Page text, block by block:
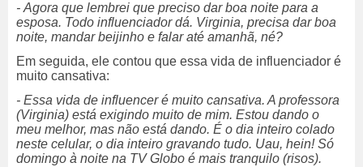
- Agora que lembrei que preciso dar boa noite para a
esposa. Todo influenciador dá. Virginia, precisa dar boa
noite, mandar beijinho e falar até amanhã, né?
Em seguida, ele contou que essa vida de influenciador é
muito cansativa:
- Essa vida de influencer é muito cansativa. A professora
(Virginia) está exigindo muito de mim. Estou dando o
meu melhor, mas não está dando. É o dia inteiro colado
neste celular, o dia inteiro gravando tudo. Uau, hein! Só
domingo à noite na TV Globo é mais tranquilo (risos).